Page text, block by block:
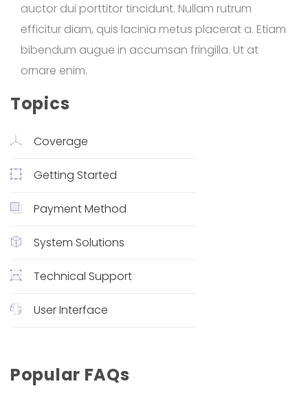
auctor dui porttitor tincidunt. Nullam rutrum
efficitur diam, quis lacinia metus placerat a. Etiam
bibendum augue in accumsan fringilla. Ut at
ornare enim.
Topics
Coverage
Getting Started
Payment Method
System Solutions
Technical Support
User Interface
Popular FAQs